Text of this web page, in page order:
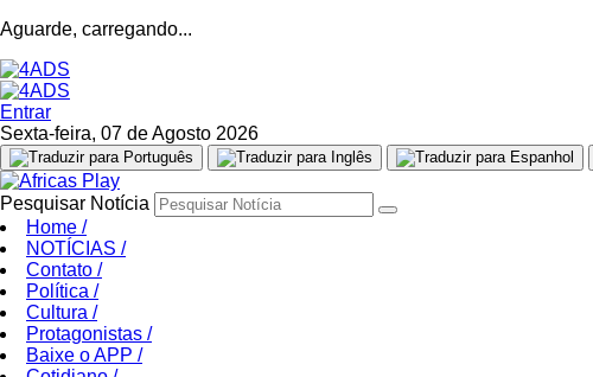
Aguarde, carregando...
Entrar
Sexta-feira, 07 de Agosto 2026
Pesquisar Notícia
Home /
NOTÍCIAS /
Contato /
Política /
Cultura /
Protagonistas /
Baixe o APP /